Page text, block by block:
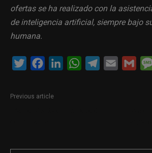
ofertas se ha realizado con la
de inteligencia artificial, siempre bajo
humana.
Twitter FacebookLinkedInWhatsAppTelegram
Email
Previous article